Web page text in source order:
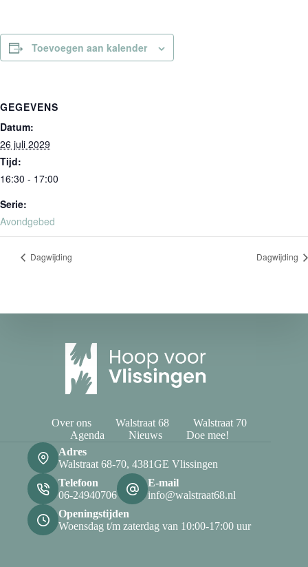
Toevoegen aan kalender
GEGEVENS
Datum:
26 juli 2029
Tijd:
16:30 - 17:00
Serie:
Avondgebed
Dagwijding Dagwijding
Over ons Walstraat 68
Walstraat 70
Agenda
Nieuws
Doe mee!
Adres
Walstraat 68-70, 4381GE Vlissingen
Telefoon
06-24940706
E-mail
info@walstraat68.nl
Openingstijden
Woensdag t/m zaterdag van 10:00-17:00 uur